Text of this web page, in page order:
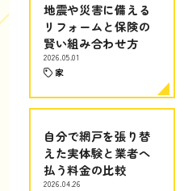
地震や災害に備える
リフォームと保険の
賢い組み合わせ方
2026.05.01
家
自分で網戸を張り替
えた実体験と業者へ
払う料金の比較
2026.04.26